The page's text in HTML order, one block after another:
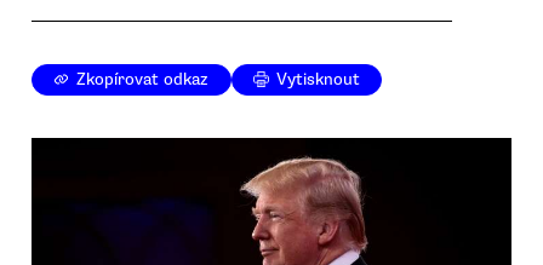
Zkopírovat odkaz Vytisknout